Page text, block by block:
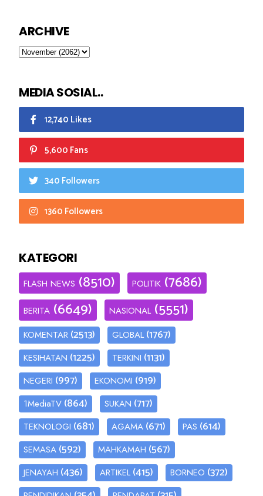
ARCHIVE
MEDIA SOSIAL..
12,740 Likes
5,600 Fans
340 Followers
1360 Followers
KATEGORI
FLASH NEWS (8510) POLITIK (7686)
BERITA (6649) NASIONAL (5551)
KOMENTAR (2513) GLOBAL (1767)
KESIHATAN (1225) TERKINI (1131)
NEGERI (997) EKONOMI (919)
1MediaTV (864) SUKAN (717)
TEKNOLOGI (681) AGAMA (671) PAS (614)
SEMASA (592) MAHKAMAH (567)
JENAYAH (436) ARTIKEL (415) BORNEO (372)